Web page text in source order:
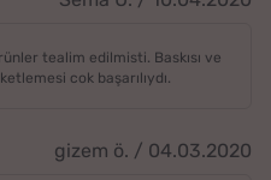
tealim edilmisti. Baskısı ve
cok başarılıydı.
gizem ö. / 04.03.2020